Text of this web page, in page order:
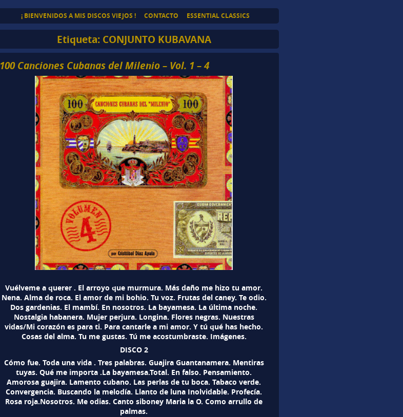
¡ BIENVENIDOS A MIS DISCOS VIEJOS ! CONTACTO ESSENTIAL CLASSICS
Etiqueta: CONJUNTO KUBAVANA
100 Canciones Cubanas del Milenio – Vol. 1 – 4
Vuélveme a querer . El arroyo que murmura. Más daño me hizo tu amor.
Nena. Alma de roca. El amor de mi bohio. Tu voz. Frutas del caney. Te odio.
Dos gardenias. El mambí. En nosotros. La bayamesa. La última noche.
Nostalgia habanera. Mujer perjura. Longina. Flores negras. Nuestras
vidas/Mi corazón es para ti. Para cantarle a mi amor. Y tú qué has hecho.
Cosas del alma. Tu me gustas. Tú me acostumbraste. Imágenes.
DISCO 2
Cómo fue. Toda una vida . Tres palabras. Guajira Guantanamera. Mentiras
tuyas. Qué me importa .La bayamesa.Total. En falso. Pensamiento.
Amorosa guajira. Lamento cubano. Las perlas de tu boca. Tabaco verde.
Convergencia. Buscando la melodía. Llanto de luna Inolvidable. Profecía.
Rosa roja.Nosotros. Me odias. Canto siboney Maria la O. Como arrullo de
palmas.